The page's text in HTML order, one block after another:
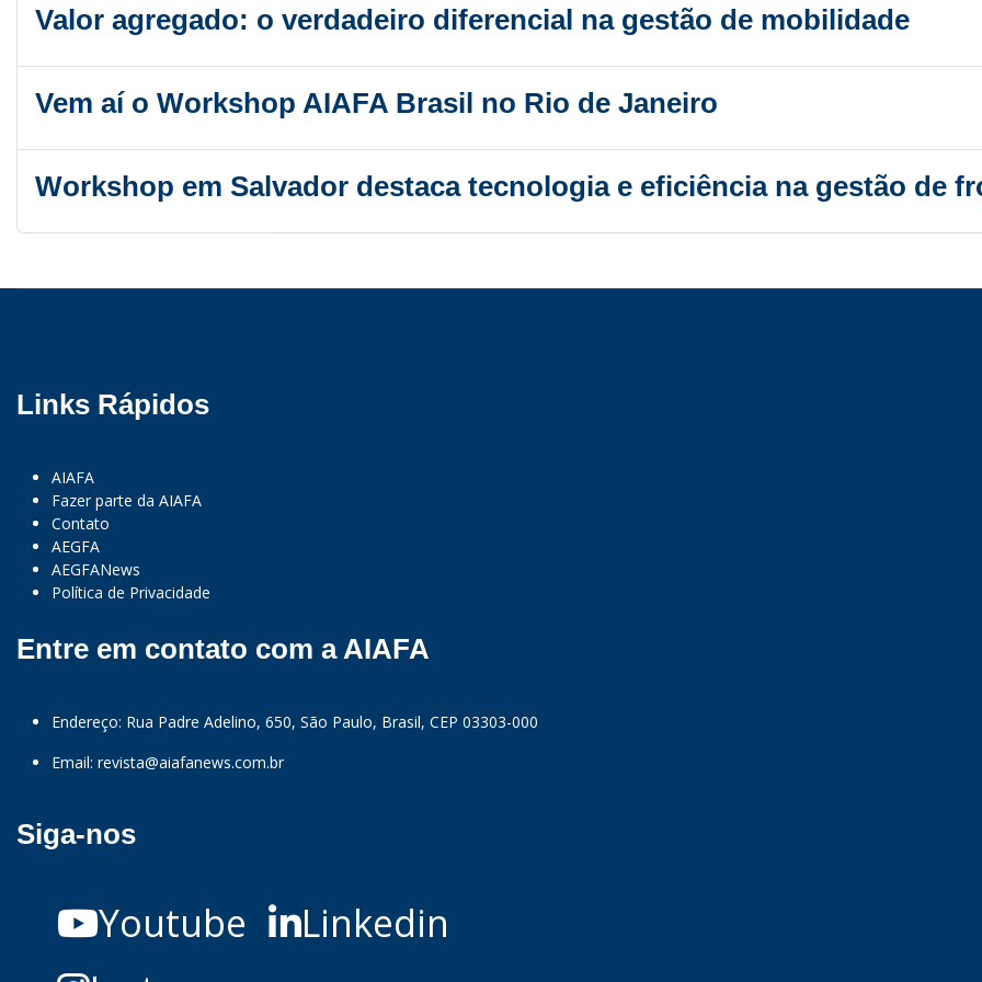
Valor agregado: o verdadeiro diferencial na gestão de mobilidade
Vem aí o Workshop AIAFA Brasil no Rio de Janeiro
Workshop em Salvador destaca tecnologia e eficiência na gestão de
Links Rápidos
AIAFA
Fazer parte da AIAFA
Contato
AEGFA
AEGFANews
Política de Privacidade
Entre em contato com a AIAFA
Endereço: Rua Padre Adelino, 650, São Paulo, Brasil, CEP 03303-000
Email: revista@aiafanews.com.br
Siga-nos
Youtube
Linkedin